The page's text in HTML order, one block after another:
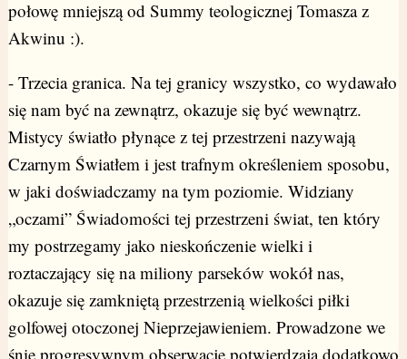
połowę mniejszą od Summy teologicznej Tomasza z
Akwinu :).
- Trzecia granica. Na tej granicy wszystko, co wydawało
się nam być na zewnątrz, okazuje się być wewnątrz.
Mistycy światło płynące z tej przestrzeni nazywają
Czarnym Światłem i jest trafnym określeniem sposobu,
w jaki doświadczamy na tym poziomie. Widziany
„oczami” Świadomości tej przestrzeni świat, ten który
my postrzegamy jako nieskończenie wielki i
roztaczający się na miliony parseków wokół nas,
okazuje się zamkniętą przestrzenią wielkości piłki
golfowej otoczonej Nieprzejawieniem. Prowadzone we
śnie progresywnym obserwacje potwierdzają dodatkowo